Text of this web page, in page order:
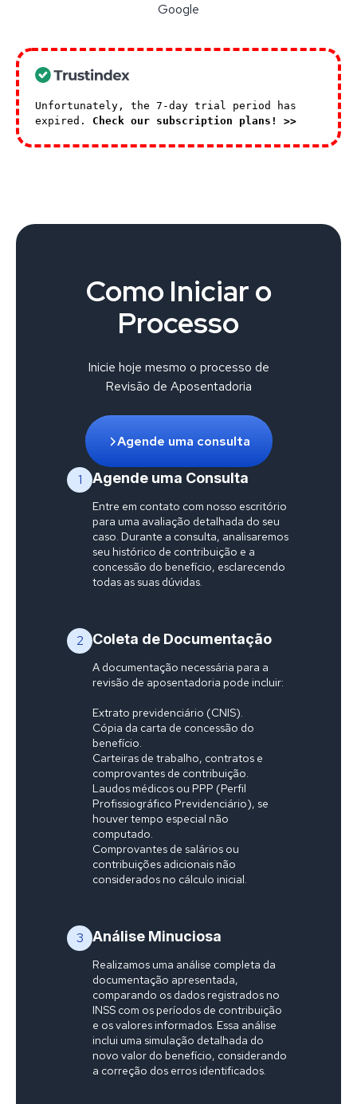
Google
Unfortunately, the 7-day trial period has
expired. Check our subscription plans! >>
Como Iniciar o
Processo
Inicie hoje mesmo o processo de
Revisão de Aposentadoria
Agende uma consulta
1 Agende uma Consulta
Entre em contato com nosso escritório
para uma avaliação detalhada do seu
caso. Durante a consulta, analisaremos
seu histórico de contribuição e a
concessão do benefício, esclarecendo
todas as suas dúvidas.
2 Coleta de Documentação
A documentação necessária para a
revisão de aposentadoria pode incluir:
Extrato previdenciário (CNIS).
Cópia da carta de concessão do
benefício.
Carteiras de trabalho, contratos e
comprovantes de contribuição.
Laudos médicos ou PPP (Perfil
Profissiográfico Previdenciário), se
houver tempo especial não
computado.
Comprovantes de salários ou
contribuições adicionais não
considerados no cálculo inicial.
3 Análise Minuciosa
Realizamos uma análise completa da
documentação apresentada,
comparando os dados registrados no
INSS com os períodos de contribuição
e os valores informados. Essa análise
inclui uma simulação detalhada do
novo valor do benefício, considerando
a correção dos erros identificados.